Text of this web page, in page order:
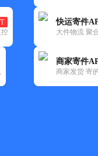
快运寄件
大件物流 聚
商家寄件
商家发货 寄
点
镇蒙姑村段家坪子四